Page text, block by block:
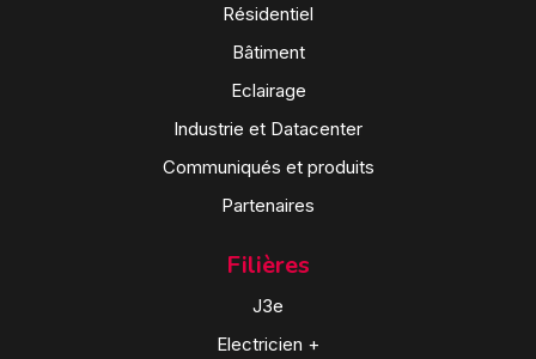
Résidentiel
Bâtiment
Eclairage
Industrie et Datacenter
Communiqués et produits
Partenaires
Filières
J3e
Electricien +